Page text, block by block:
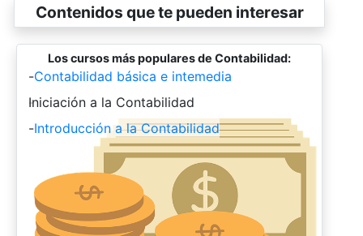
Contenidos que te pueden interesar
Los cursos más populares de Contabilidad:
-Contabilidad básica e intemedia
-
Iniciación a la Contabilidad
-Introducción a la Contabilidad